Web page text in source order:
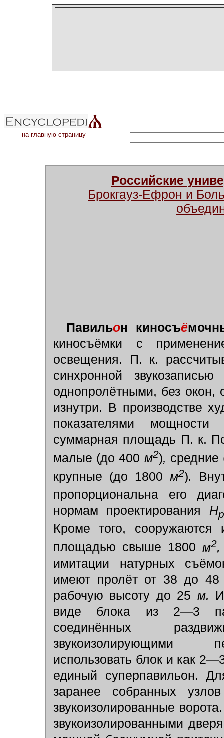
на главную страницу
Российские
Брокгауз-Ефрон и
Павильон киносъё
киносъёмки с
освещения. П. к.
синхронной
однопролётными, без
изнутри. В производстве
показателями
суммарная площадь П. к.
малые (до 400 м2),
крупные (до 1800 м2).
пропорциональна его
нормам проектирования Hp
Кроме того, сооружаются
площадью свыше 1800м2,
имитации натурных
имеют пролёт от 38 до
рабочую высоту до 25 м.
виде блока из 2—3
соединённых
звукоизолирующими
использовать блок и как
единый суперпавильон.
заранее собранных
звукоизолированные
звукоизолированными